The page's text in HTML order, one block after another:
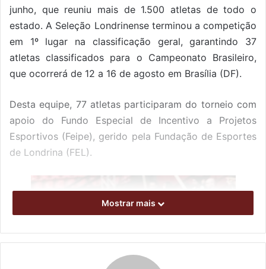
junho, que reuniu mais de 1.500 atletas de todo o
estado. A Seleção Londrinense terminou a competição
em 1º lugar na classificação geral, garantindo 37
atletas classificados para o Campeonato Brasileiro,
que ocorrerá de 12 a 16 de agosto em Brasília (DF).
Desta equipe, 77 atletas participaram do torneio com
apoio do Fundo Especial de Incentivo a Projetos
Esportivos (Feipe), gerido pela Fundação de Esportes
de Londrina (FEL).
Mostrar mais